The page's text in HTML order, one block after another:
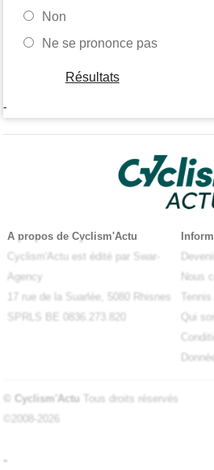
Non
Ne se prononce pas
Résultats
-
A propos de Cyclism'Actu
Cyclism'Actu est édité par Swar-
Agency
17 rue de la Suarlée, 5080 Rhisnes
SPRLS BE 0836.273.820
Nous
Qui
© Cyclism'Actu Tous droits réservés
©2008-2026
-